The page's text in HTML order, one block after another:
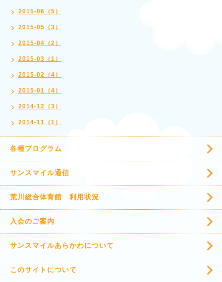
2015-06（5）
2015-05（3）
2015-04（2）
2015-03（1）
2015-02（4）
2015-01（4）
2014-12（3）
2014-11（1）
各種プログラム
サンスマイル通信
荒川総合体育館 利用状況
入会のご案内
サンスマイルあらかわについて
このサイトについて